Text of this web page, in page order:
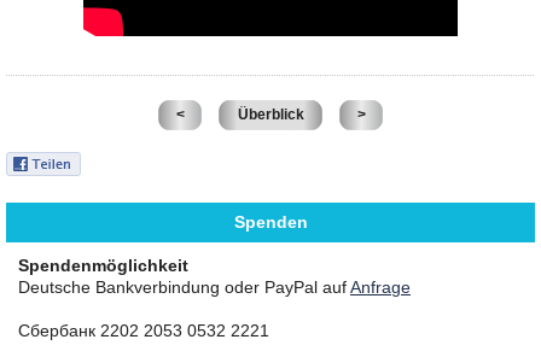
< Überblick >
Spenden
Spendenmöglichkeit
Deutsche Bankverbindung oder PayPal aufAnfrage
Сбербанк 2202 2053 0532 2221